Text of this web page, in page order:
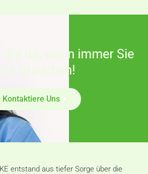
da, wann immer Sie
uns brauchen!
Kontaktiere Uns
entstand aus tiefer Sorge über die